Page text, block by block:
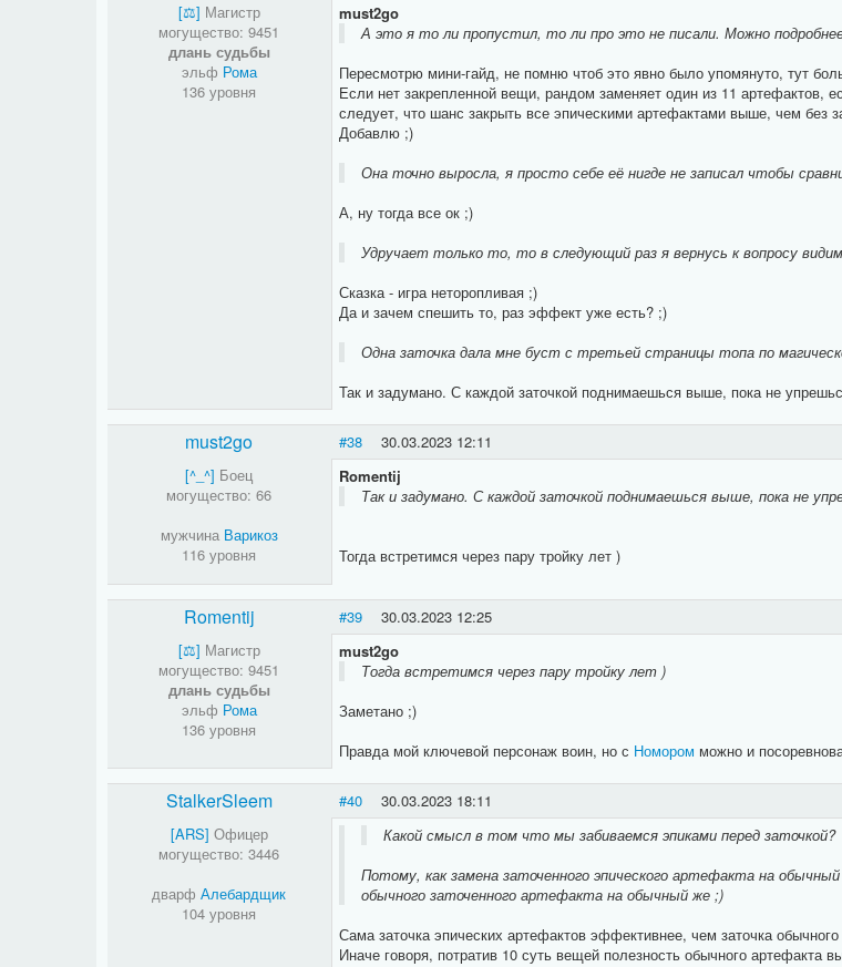
[⚖​] Магистр
могущество: 9451
длань судьбы
эльф Рома
136 уровня
must2go
А это я то ли пропустил, то ли про это не писали. Можно
Пересмотрю мини-гайд, не помню чтоб это явно было упомянуто, тут
Если нет закрепленной вещи, рандом заменяет один из 11 артефактов,
следует, что шанс закрыть все эпическими артефактами выше, чем без
Добавлю ;)
Она точно выросла, я просто себе её нигде не записал чтобы
А, ну тогда все ок ;)
Удручает только то, то в следующий раз я вернусь к вопросу
Сказка - игра неторопливая ;)
Да и зачем спешить то, раз эффект уже есть? ;)
Одна заточка дала мне буст с третьей страницы топа по
Так и задумано. С каждой заточкой поднимаешься выше, пока не
must2go #38 30.03.2023 12:11
[^_^] Боец
могущество: 66
мужчина Варикоз
116 уровня
Romentij
Так и задумано. С каждой заточкой поднимаешься выше, пока не
Тогда встретимся через пару тройку лет )
Romentij #39 30.03.2023 12:25
[⚖​] Магистр
могущество: 9451
длань судьбы
эльф Рома
136 уровня
must2go
Тогда встретимся через пару тройку лет )
Заметано ;)
Правда мой ключевой персонаж воин, но с Номором можно и
StalkerSleem #40 30.03.2023 18:11
[ARS] Офицер
могущество: 3446
дварфАлебардщик
104 уровня
Какой смысл в том что мы забиваемся эпиками перед заточкой?
Потому, как замена заточенного эпического артефакта на
обычного заточенного артефакта на обычный же ;)
Сама заточка эпических артефактов эффективнее, чем заточка
Иначе говоря, потратив 10 суть вещей полезность обычного артефакта